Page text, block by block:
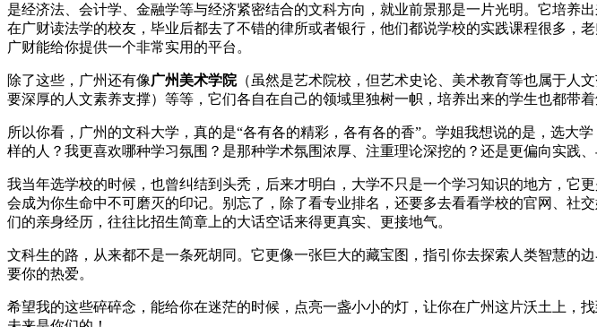
是经济法、会计学、金融学等与经济紧密结合的文科方向，就业前景那是一片光明。它培
在广财读法学的校友，毕业后都去了不错的律所或者银行，他们都说学校的实践课程很多，
广财能给你提供一个非常实用的平台。
除了这些，广州还有像广州美术学院（虽然是艺术院校，但艺术史论、美术教育等也属于人
要深厚的人文素养支撑）等等，它们各自在自己的领域里独树一帜，培养出来的学生也都带着
所以你看，广州的文科大学，真的是“各有各的精彩，各有各的香”。学姐我想说的是，选
样的人？我更喜欢哪种学习氛围？是那种学术氛围浓厚、注重理论深挖的？还是更偏向实践
我当年选学校的时候，也曾纠结到头秃，后来才明白，大学不只是一个学习知识的地方，
会成为你生命中不可磨灭的印记。别忘了，除了看专业排名，还要多去看看学校的官网、
们的亲身经历，往往比招生简章上的大话空话来得更真实、更接地气。
文科生的路，从来都不是一条死胡同。它更像一张巨大的藏宝图，指引你去探索人类智慧
要你的热爱。
希望我的这些碎碎念，能给你在迷茫的时候，点亮一盏小小的灯，让你在广州这片沃土上，